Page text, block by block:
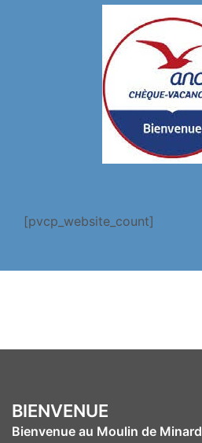
[pvcp_website_count]
BIENVENUE
Bienvenue au Moulin de Minard